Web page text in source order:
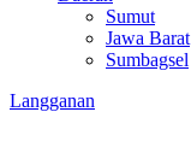
Sumut
Jawa Barat
Sumbagsel
Langganan